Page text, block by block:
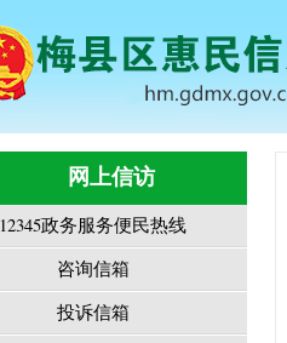
网上信访
12345政务服务便民热线
咨询信箱
投诉信箱